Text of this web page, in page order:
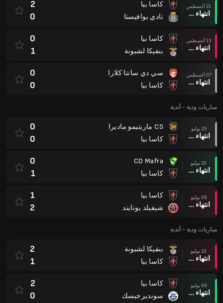
21 أغسطس
انتهاء وقت المباراة
كاسا بيا
نادي بوافيستا
2
0
13 أغسطس
انتهاء وقت المباراة
كاسا بيا
بنفيكا لشبونة
0
1
07 أغسطس
انتهاء وقت المباراة
سي دي سانتا كلارا
كاسا بيا
0
0
مباريات ودية - أندية
23 يوليو
انتهاء وقت المباراة
CS ماريتيمو ماديرا
كاسا بيا
0
0
20 يوليو
انتهاء وقت المباراة
CD Mafra
كاسا بيا
0
1
08 يوليو
انتهاء وقت المباراة
كاسا بيا
شيفيلد يونايتد
1
2
مباريات ودية - أندية
16 يوليو
انتهاء وقت المباراة
بنفيكا لشبونة
كاسا بيا
2
1
08 يوليو
انتهاء وقت المباراة
كاسا بيا
سونديرجيسك
2
0